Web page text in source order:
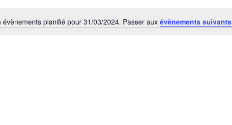
Notice
évènements planifié pour 31/03/2024. Passer aux évènements suivants